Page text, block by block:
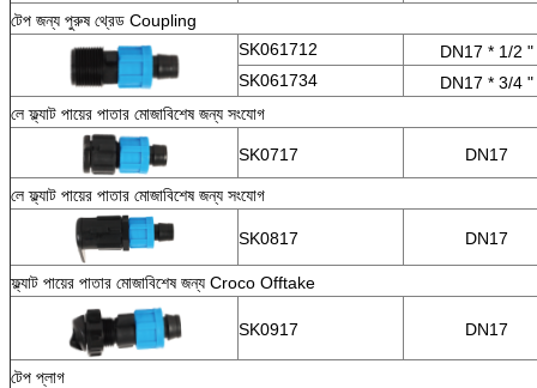
টেপ জন্য পুরুষ থ্রেড Coupling
SK061712
DN17 * 1/2 "
SK061734
DN17 * 3/4 "
লে ফ্ল্যাট পায়ের পাতার মোজাবিশেষ জন্য সংযোগ
SK0717 DN17
লে ফ্ল্যাট পায়ের পাতার মোজাবিশেষ জন্য সংযোগ
SK0817 DN17
ফ্ল্যাট পায়ের পাতার মোজাবিশেষ জন্য Croco Offtake
SK0917 DN17
টেপ প্লাগ